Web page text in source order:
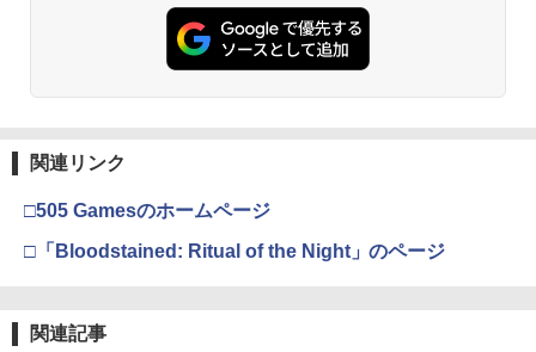
関連リンク
□505 Gamesのホームページ
□「Bloodstained: Ritual of the Night」のページ
関連記事